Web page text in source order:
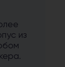
из